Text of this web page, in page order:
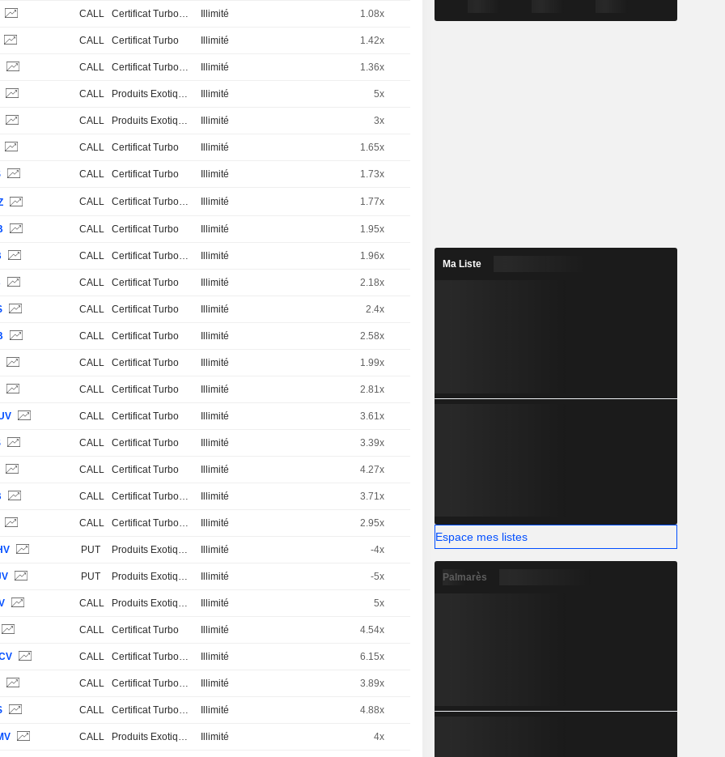
CALL Certificat Turbo Stop Loss Illimité 1.08x
CALL Certificat Turbo Illimité 1.42x
CALL Certificat Turbo Stop Loss Illimité 1.36x
CALL Produits Exotiques Illimité 5x
CALL Produits Exotiques Illimité 3x
CALL Certificat Turbo Illimité 1.65x
CALL Certificat Turbo Illimité 1.73x
CALL Certificat Turbo Stop Loss Illimité 1.77x
CALL Certificat Turbo Illimité 1.95x
CALL Certificat Turbo Stop Loss Illimité 1.96x
CALL Certificat Turbo Illimité 2.18x
CALL Certificat Turbo Illimité 2.4x
CALL Certificat Turbo Illimité 2.58x
CALL Certificat Turbo Illimité 1.99x
CALL Certificat Turbo Illimité 2.81x
CALL Certificat Turbo Illimité 3.61x
CALL Certificat Turbo Illimité 3.39x
CALL Certificat Turbo Illimité 4.27x
CALL Certificat Turbo Stop Loss Illimité 3.71x
CALL Certificat Turbo Stop Loss Illimité 2.95x -EUR
PUT Produits Exotiques Illimité -4x -CHF
PUT Produits Exotiques Illimité -5x -
CALL Produits Exotiques Illimité 5x
CALL Certificat Turbo Illimité 4.54x
CALL Certificat Turbo Stop Loss Illimité 6.15x
CALL Certificat Turbo Stop Loss Illimité 3.89x
CALL Certificat Turbo Stop Loss Illimité 4.88x -EUR
CALL Produits Exotiques Illimité 4x
Ma Liste
Espace mes listes
Palmarès